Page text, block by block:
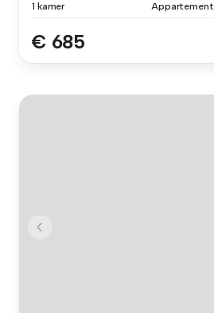
1 kamer Appartement
€ 685